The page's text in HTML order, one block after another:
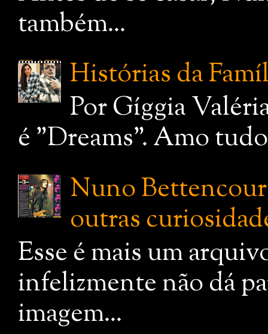
também...
Histórias da
Por Gíggia
é "Dreams". Amo
Nuno
outras
Esse é mais um
infelizmente não dá
imagem...